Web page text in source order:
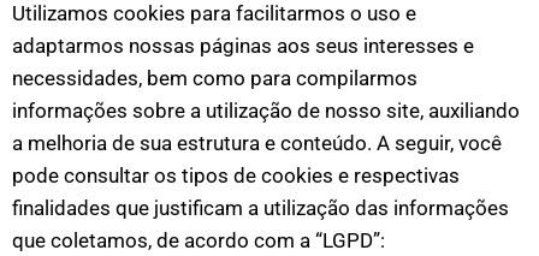
Utilizamos cookies para facilitarmos o uso e
adaptarmos nossas páginas aos seus interesses e
necessidades, bem como para compilarmos
informações sobre a utilização de nosso site, auxiliando
a melhoria de sua estrutura e conteúdo. A seguir, você
pode consultar os tipos de cookies e respectivas
finalidades que justificam a utilização das informações
que coletamos, de acordo com a “LGPD”: